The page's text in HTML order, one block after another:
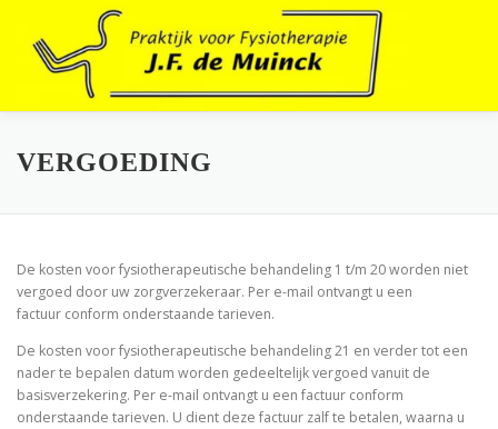
VERGOEDING
De kosten voor fysiotherapeutische behandeling 1 t/m 20 worden niet
vergoed door uw zorgverzekeraar. Per e-mail ontvangt u een
factuur conform onderstaande tarieven.
De kosten voor fysiotherapeutische behandeling 21 en verder tot een
nader te bepalen datum worden gedeeltelijk vergoed vanuit de
basisverzekering. Per e-mail ontvangt u een factuur conform
onderstaande tarieven. U dient deze factuur zalf te betalen, waarna u